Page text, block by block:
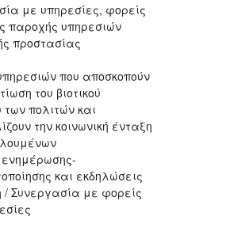
με υπηρεσίες, φορείς
παροχής υπηρεσιών
προστασίας
που αποσκοπούν
του βιοτικού
των πολιτών και
την κοινωνική ένταξη
και εκδηλώσεις
/ Συνεργασία με φορείς